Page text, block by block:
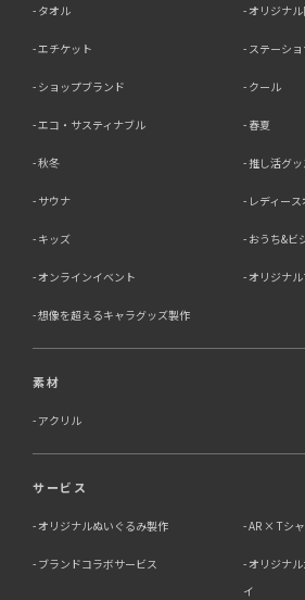
タオル オリジナ
エチケット ステーシ
ショップブランド クール
エコ・サスティナブル 春夏
秋冬 推し活グ
サウナ レディー
キッズ おうち&ビ
オンラインイベント オリジナ
想像を超えるキャラグッズ製作
素材
アクリル
サービス
オリジナルぬいぐるみ製作 AR × Tシ
ブランドコラボサービス
オリジナ
イ